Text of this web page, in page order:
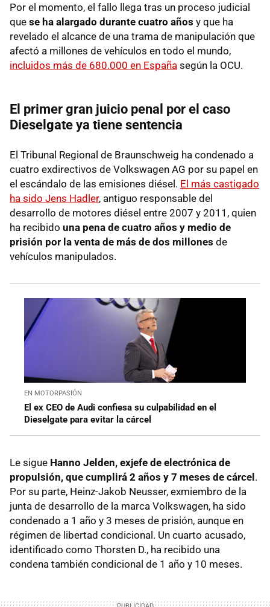
Por el momento, el fallo llega tras un proceso judicial
que se ha alargado durante cuatro años y que ha
revelado el alcance de una trama de manipulación que
afectó a millones de vehículos en todo el mundo,
incluidos más de 680.000 en España según la OCU.
El primer gran juicio penal por el caso
Dieselgate ya tiene sentencia
El Tribunal Regional de Braunschweig ha condenado a
cuatro exdirectivos de Volkswagen AG por su papel en
el escándalo de las emisiones diésel. El más castigado
ha sido Jens Hadler, antiguo responsable del
desarrollo de motores diésel entre 2007 y 2011, quien
ha recibido una pena de cuatro años y medio de
prisión por la venta de más de dos millones de
vehículos manipulados.
EN MOTORPASIÓN
El ex CEO de Audi confiesa su culpabilidad en el
Dieselgate para evitar la cárcel
Le sigue Hanno Jelden, exjefe de electrónica de
propulsión, que cumplirá 2 años y 7 meses de cárcel.
Por su parte, Heinz-Jakob Neusser, exmiembro de la
junta de desarrollo de la marca Volkswagen, ha sido
condenado a 1 año y 3 meses de prisión, aunque en
régimen de libertad condicional. Un cuarto acusado,
identificado como Thorsten D., ha recibido una
condena también condicional de 1 año y 10 meses.